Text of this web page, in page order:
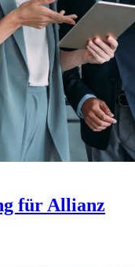
für Allianz